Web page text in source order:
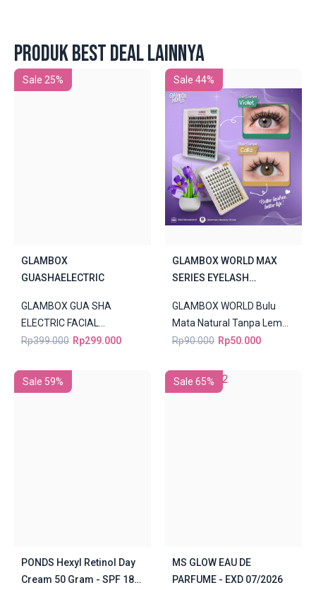
PRODUK BEST DEAL LAINNYA
Sale 25%
GLAMBOX
GUASHAELECTRIC
GLAMBOX GUA SHA
ELECTRIC FACIAL
MASSAGER Perangkat
yang canggih, dirancang
untuk...
Rp399.000 Rp299.000
Sale 44%
GLAMBOX WORLD MAX
SERIES EYELASH
TWEEZER
GLAMBOX WORLD Bulu
Mata Natural Tanpa Lem
Bulu mata praktis dari
dipakai tanpa lem...
Rp90.000 Rp50.000
Sale 59%
PONDS Hexyl Retinol Day
Cream 50 Gram - SPF 18
Sale 65%
MS GLOW EAU DE
PARFUME - EXD 07/2026